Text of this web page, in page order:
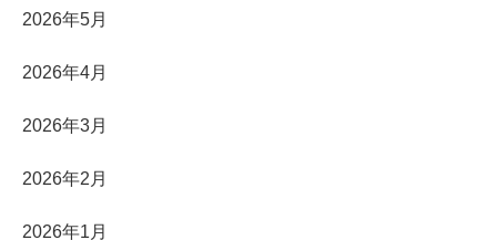
2026年5月
2026年4月
2026年3月
2026年2月
2026年1月